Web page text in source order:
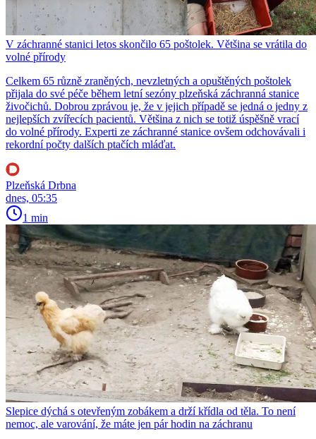
V záchranné stanici letos skončilo 65 poštolek. Většina se vrátila do
volné přírody
Celkem 65 různě zraněných, nevzletných a opuštěných poštolek
přijala do své péče během letní sezóny plzeňská záchranná stanice
živočichů. Dobrou zprávou je, že v jejich případě se jedná o jedny z
nejlepších zvířecích pacientů. Většina z nich se totiž úspěšně vrací
do volné přírody. Experti ze záchranné stanice ovšem odchovávali i
rekordní počty dalších ptačích mláďat.
Plzeňská Drbna
dnes, 05:35
1 min
Slepice dýchá s otevřeným zobákem a drží křídla od těla. To není
nemoc, ale varování, že máte jen pár hodin na záchranu